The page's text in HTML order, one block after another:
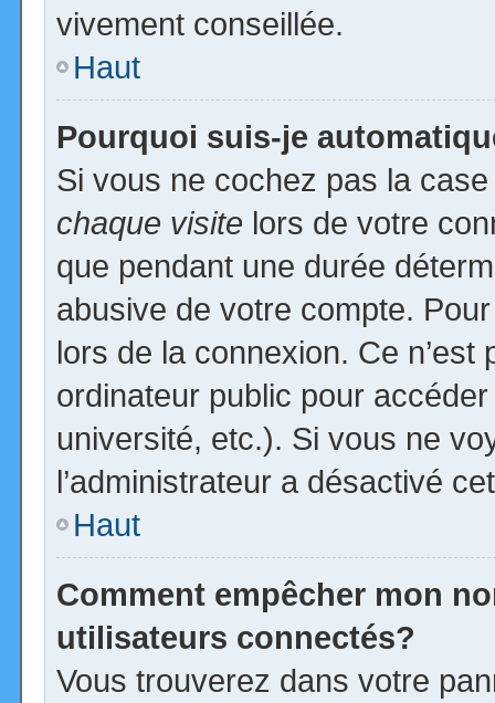
vivement conseillée.
Haut
Pourquoi suis-je
Si vous ne cochez pas la
chaque visite lors de votre
que pendant une durée
abusive de votre compte.
lors de la connexion. Ce
ordinateur public pour
université, etc.). Si vous ne
l’administrateur a désactivé
Haut
Comment empêcher mon
utilisateurs connectés?
Vous trouverez dans votre